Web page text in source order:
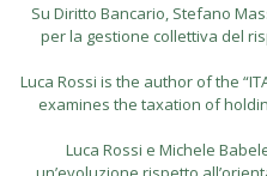
Su Diritto Bancario, Stefano
per la gestione collettiva del
Luca Rossi is the author of the
examines the taxation of
Luca Rossi e Michele